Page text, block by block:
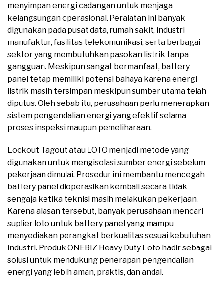
menyimpan energi cadangan untuk menjaga
kelangsungan operasional. Peralatan ini banyak
digunakan pada pusat data, rumah sakit, industri
manufaktur, fasilitas telekomunikasi, serta berbagai
sektor yang membutuhkan pasokan listrik tanpa
gangguan. Meskipun sangat bermanfaat, battery
panel tetap memiliki potensi bahaya karena energi
listrik masih tersimpan meskipun sumber utama telah
diputus. Oleh sebab itu, perusahaan perlu menerapkan
sistem pengendalian energi yang efektif selama
proses inspeksi maupun pemeliharaan.
Lockout Tagout atau LOTO menjadi metode yang
digunakan untuk mengisolasi sumber energi sebelum
pekerjaan dimulai. Prosedur ini membantu mencegah
battery panel dioperasikan kembali secara tidak
sengaja ketika teknisi masih melakukan pekerjaan.
Karena alasan tersebut, banyak perusahaan mencari
suplier loto untuk battery panel yang mampu
menyediakan perangkat berkualitas sesuai kebutuhan
industri. Produk ONEBIZ Heavy Duty Loto hadir sebagai
solusi untuk mendukung penerapan pengendalian
energi yang lebih aman, praktis, dan andal.